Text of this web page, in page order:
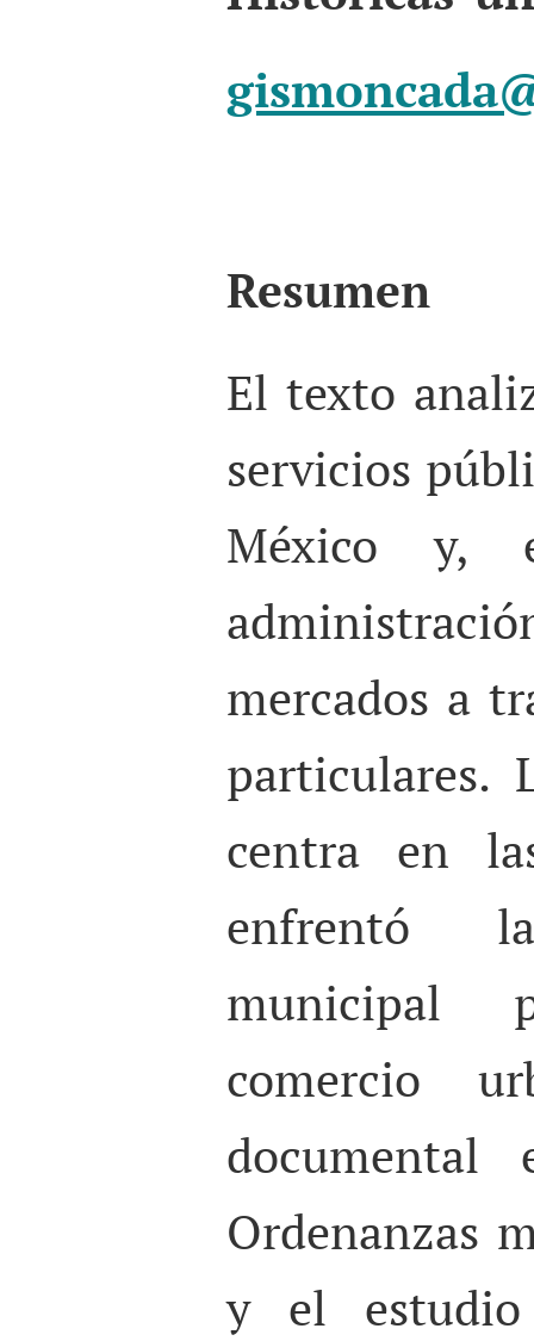
Resumen
El texto
servicios
México y,
mercados a
particulares.
centra en
enfrentó
municipal
comercio
documental
Ordenanzas
y el